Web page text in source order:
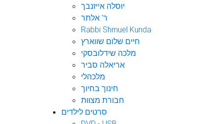
יוסלה אייזנבך
ר' אלתר
Rabbi Shmuel Kunda
חיים שלום שווארץ
מלכה שידלובסקי
אריאלה סביר
מלכהלי
חינוך בחיוך
חבורת מצוות
סרטים לילדים